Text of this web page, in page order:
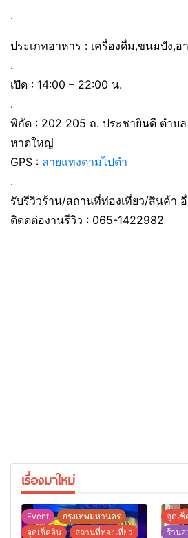
.
ประเภทอาหาร : เครื่องดื่ม,ขนมปัง,อ
.
เปิด : 14:00 – 22:00 น.
.
พิกัด : 202 205 ถ. ประชายินดี ตำบ
หาดใหญ่
GPS : ลายแทงตามไปตำ
.
รับรีวิวร้าน/สถานที่ท่องเที่ยว/สินค้า
ติดดต่องานรีวิว : 065-1422982
เรื่องมาใหม่
Event
กรุงเทพมหานคร
จุดเช็คอิน
สถานที่ท่องเที่ยว
จุดเ
ร้าน